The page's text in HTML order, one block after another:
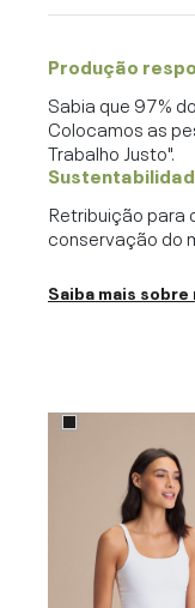
Produção
Sabia que 97%
Colocamos as
Trabalho Justo".
Retribuição para
conservação do
Saiba mais